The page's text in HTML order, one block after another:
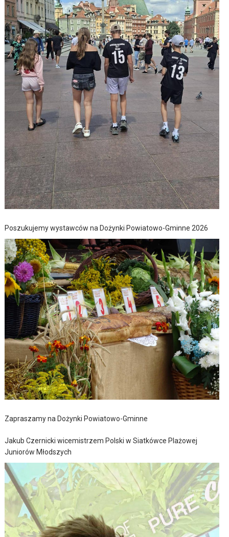
Poszukujemy wystawców na Dożynki Powiatowo-Gminne 2026
Zapraszamy na Dożynki Powiatowo-Gminne
Jakub Czernicki wicemistrzem Polski w Siatkówce Plażowej
Juniorów Młodszych